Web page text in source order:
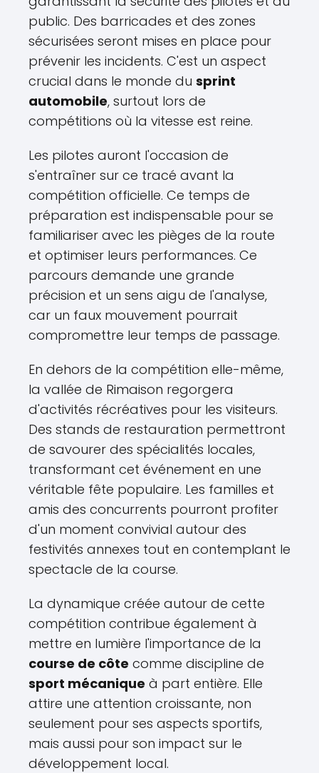
public. Des barricades et des zones
sécurisées seront mises en place pour
prévenir les incidents. C'est un aspect
crucial dans le monde du sprint
automobile, surtout lors de
compétitions où la vitesse est reine.
Les pilotes auront l'occasion de
s'entraîner sur ce tracé avant la
compétition officielle. Ce temps de
préparation est indispensable pour se
familiariser avec les pièges de la route
et optimiser leurs performances. Ce
parcours demande une grande
précision et un sens aigu de l'analyse,
car un faux mouvement pourrait
compromettre leur temps de passage.
En dehors de la compétition elle-même,
la vallée de Rimaison regorgera
d'activités récréatives pour les visiteurs.
Des stands de restauration permettront
de savourer des spécialités locales,
transformant cet événement en une
véritable fête populaire. Les familles et
amis des concurrents pourront profiter
d'un moment convivial autour des
festivités annexes tout en contemplant le
spectacle de la course.
La dynamique créée autour de cette
compétition contribue également à
mettre en lumière l'importance de la
course de côte comme discipline de
sport mécanique à part entière. Elle
attire une attention croissante, non
seulement pour ses aspects sportifs,
mais aussi pour son impact sur le
développement local.